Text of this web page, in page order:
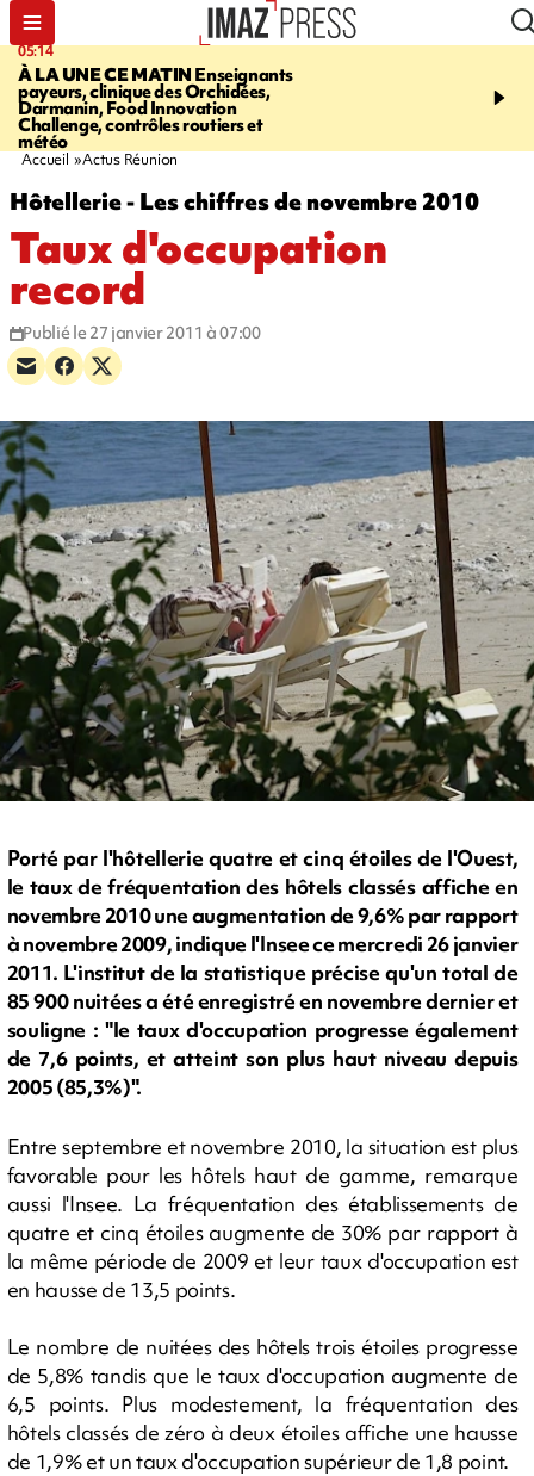
05:14
À LA UNE CE MATIN Enseignants
payeurs, clinique des Orchidées,
Darmanin, Food Innovation
Challenge, contrôles routiers et
météo
07:08
Orchidées pourrait
conséquences pour les
Accueil Actus Réunion
Hôtellerie - Les chiffres de novembre 2010
Taux d'occupation
record
Publié le 27 janvier 2011 à 07:00
Porté par l'hôtellerie quatre et cinq étoiles de l'Ouest,
le taux de fréquentation des hôtels classés affiche en
novembre 2010 une augmentation de 9,6% par rapport
à novembre 2009, indique l'Insee ce mercredi 26 janvier
2011. L'institut de la statistique précise qu'un total de
85 900 nuitées a été enregistré en novembre dernier et
souligne : "le taux d'occupation progresse également
de 7,6 points, et atteint son plus haut niveau depuis
2005 (85,3%)".
Entre septembre et novembre 2010, la situation est plus
favorable pour les hôtels haut de gamme, remarque
aussi l'Insee. La fréquentation des établissements de
quatre et cinq étoiles augmente de 30% par rapport à
la même période de 2009 et leur taux d'occupation est
en hausse de 13,5 points.
Le nombre de nuitées des hôtels trois étoiles progresse
de 5,8% tandis que le taux d'occupation augmente de
6,5 points. Plus modestement, la fréquentation des
hôtels classés de zéro à deux étoiles affiche une hausse
de 1,9% et un taux d'occupation supérieur de 1,8 point.